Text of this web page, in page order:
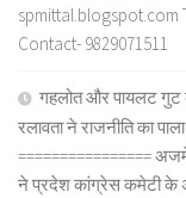
spmittal.blogspot.com
Contact- 9829071511
गहलोत और पायलट गुट
रलावता ने राजनीति का
================
ने प्रदेश कांग्रेस कमेटी के